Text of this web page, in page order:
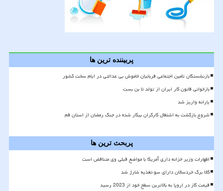
پربیننده ترین ها
بازنشستگان تأمین اجتماعی قربانیان خاموش بی عدالتی در ایام سخت کشور
بازخوانی قانون کار ایران از تولد تا بن بست
یارانه واریز شد
شروع بازگشت به اشتغال کارگران بیکار شده در جنگ رمضان از استان قم
پربحث ترین ها
اظهارات وزیر خزانه داری آمریکا با مواضع قبلی وی متناقض است
کالا برگ خردسالان دارای سوءتغذیه شارژ شد
قیمت گاز در اروپا به بالاترین سطح خود از 2023 رسید